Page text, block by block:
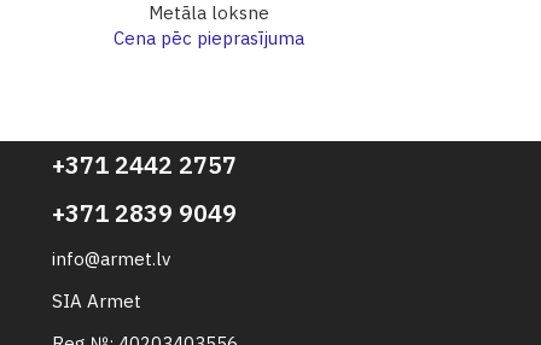
Metāla loksne
Cena pēc pieprasījuma
+371 2442 2757
+371 2839 9049
info@armet.lv
SIA Armet